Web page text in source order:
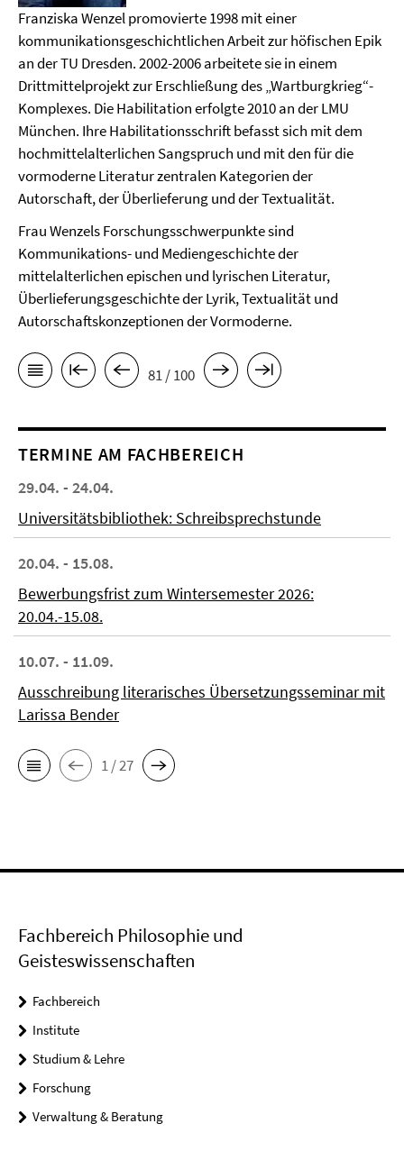
Franziska Wenzel promovierte 1998 mit einer
kommunikationsgeschichtlichen Arbeit zur höfischen Epik
an der TU Dresden. 2002-2006 arbeitete sie in einem
Drittmittelprojekt zur Erschließung des „Wartburgkrieg“-
Komplexes. Die Habilitation erfolgte 2010 an der LMU
München. Ihre Habilitationsschrift befasst sich mit dem
hochmittelalterlichen Sangspruch und mit den für die
vormoderne Literatur zentralen Kategorien der
Autorschaft, der Überlieferung und der Textualität.
Frau Wenzels Forschungsschwerpunkte sind
Kommunikations- und Mediengeschichte der
mittelalterlichen epischen und lyrischen Literatur,
Überlieferungsgeschichte der Lyrik, Textualität und
Autorschaftskonzeptionen der Vormoderne.
81 / 100
TERMINE AM FACHBEREICH
29.04. - 24.04.
Universitätsbibliothek: Schreibsprechstunde
20.04. - 15.08.
Bewerbungsfrist zum Wintersemester 2026:
20.04.-15.08.
10.07. - 11.09.
Ausschreibung literarisches Übersetzungsseminar mit
Larissa Bender
1 / 27
Fachbereich Philosophie und
Geisteswissenschaften
Fachbereich
Institute
Studium & Lehre
Forschung
Verwaltung & Beratung